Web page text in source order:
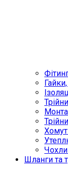
Чохли
Шланги та